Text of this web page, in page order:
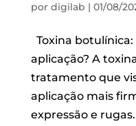
por digilab | 01/08/
Toxina
aplicação? A
tratamento que
aplicação mais
expressão e